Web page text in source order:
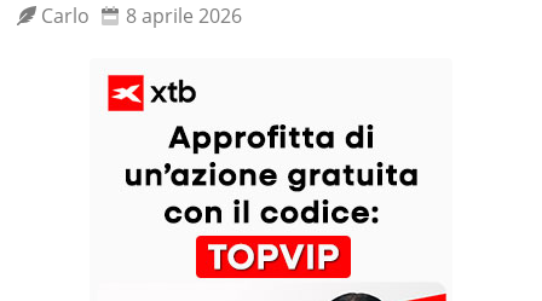
Carlo 8 aprile 2026